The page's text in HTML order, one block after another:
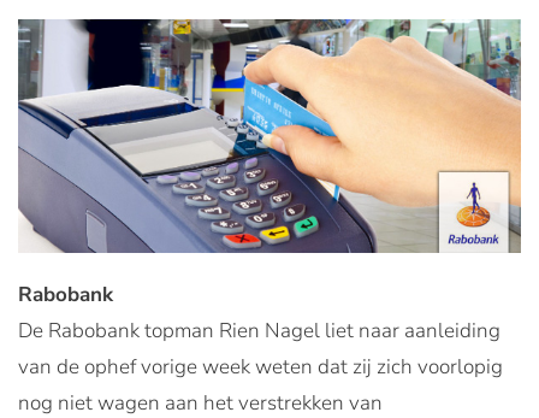
Rabobank
De Rabobank topman Rien Nagel liet naar aanleiding
van de ophef vorige week weten dat zij zich voorlopig
nog niet wagen aan het verstrekken van